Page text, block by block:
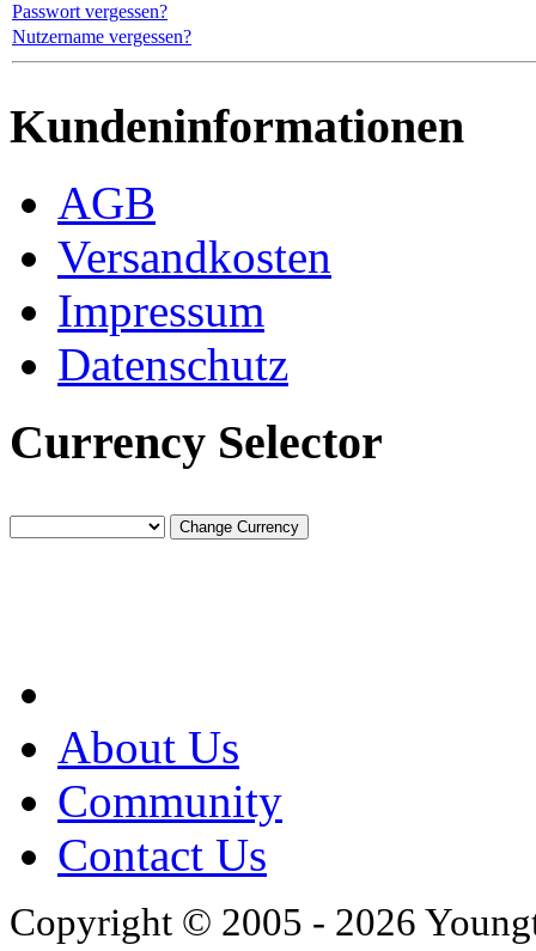
Passwort vergessen?
Nutzername vergessen?
Kundeninformationen
AGB
Versandkosten
Impressum
Datenschutz
Currency Selector
About Us
Community
Contact Us
Copyright © 2005 - 2026